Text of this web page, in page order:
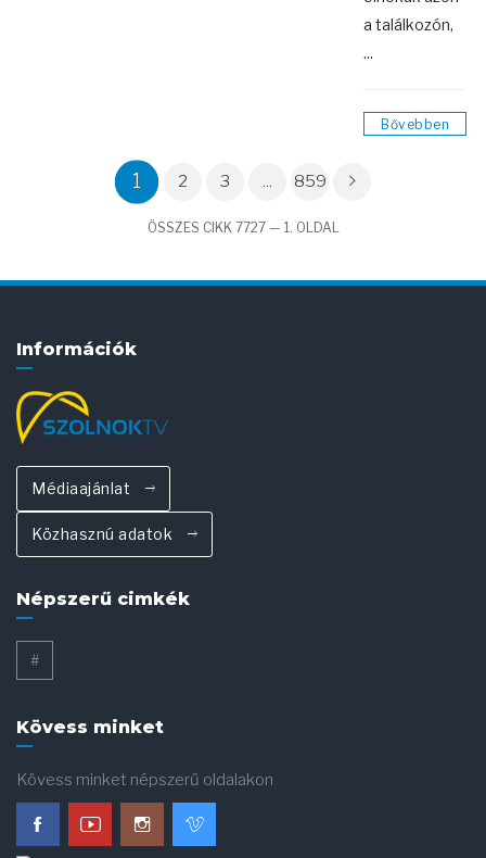
a találkozón,
...
Bővebben
1 2 3 ... 859
ÖSSZES CIKK 7727 — 1. OLDAL
Információk
Médiaajánlat
Közhasznú adatok
Népszerű cimkék
#
Kövess minket
Kövess minket népszerű oldalakon